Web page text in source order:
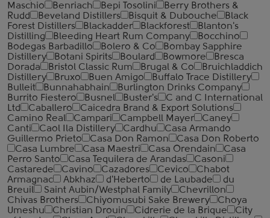
Maschio
Benriach Bepi Tosolini
Berry Brothers &
Rudd
Beveland Distillers Bisquit & Dubouche
Black
Forest Distillers
Blackadder Blackforest
Blanton's
Distilling
Bleeding Heart Rum Company
Bocchino
Bodegas Barbadillo
Bolero & Co
Bombay Sapphire
Distillery
Botani Spirits Boulard Bowmore
Bresca
Dorada
Bristol Classic Rum Brugal & Co
Bruichladdich
Distillery
Bruxo Buen Amigo
Buffalo Trace Distillery
Bulleit
Bunnahabhain
Burlington Drinks Company
Burrito Fiestero
Busnel Buster's
C and C International
Ltd
Caballero
Caicedra Brand & Export Solutions
Camino Real
Campari Campbell Mayer
Caney
Canti
Caol Ila Distillery Cardhu
Casa Armando
Guillermo Prieto
Casa Don Ramon
Casa Don Roberto
Casa Lumbre
Casa Maestri Casa Orendain
Casa
Perro Santo
Casa Tequilera de Arandas
Casoni
Castarede
Cavino Cazadores Cevico
Chabot
Armagnac
Abkhaz d'Heberto de Laubade
du
Breuil
Saint Aubin/Westphal Family
Chevrillon
Chivas Brothers
Chiyomusubi Sake Brewery
Choya
Umeshu
Christian Drouin Cidrerie de la Brique
City